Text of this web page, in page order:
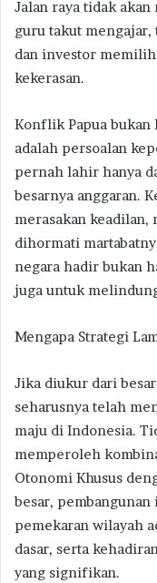
Jalan raya tidak akan
guru takut mengajar,
dan investor
kekerasan.
Konflik Papua bukan
adalah persoalan
pernah lahir hanya
besarnya anggaran.
merasakan keadilan,
dihormati
negara hadir bukan
juga untuk
Mengapa Strategi
Jika diukur dari
seharusnya telah
maju di Indonesia.
memperoleh
Otonomi Khusus
besar,
pemekaran wilayah
dasar, serta
yang signifikan.